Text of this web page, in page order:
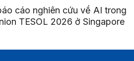
cáo nghiên cứu về AI trong
TESOL 2026 ở Singapore